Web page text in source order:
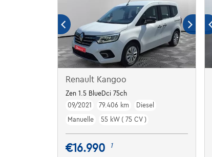
Renault Kangoo
Zen 1.5 BlueDci 75ch
09/2021
79.406 km
Diesel
Manuelle
55 kW ( 75 CV )
€16.990 1